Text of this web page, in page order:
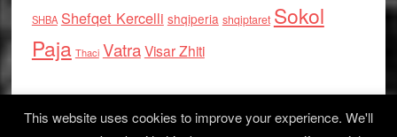
SHBA Shefqet Kercelli shqiperia shqiptaret Sokol
Paja Thaci VatraVisar Zhiti
This website uses cookies to improve your experience. We'll